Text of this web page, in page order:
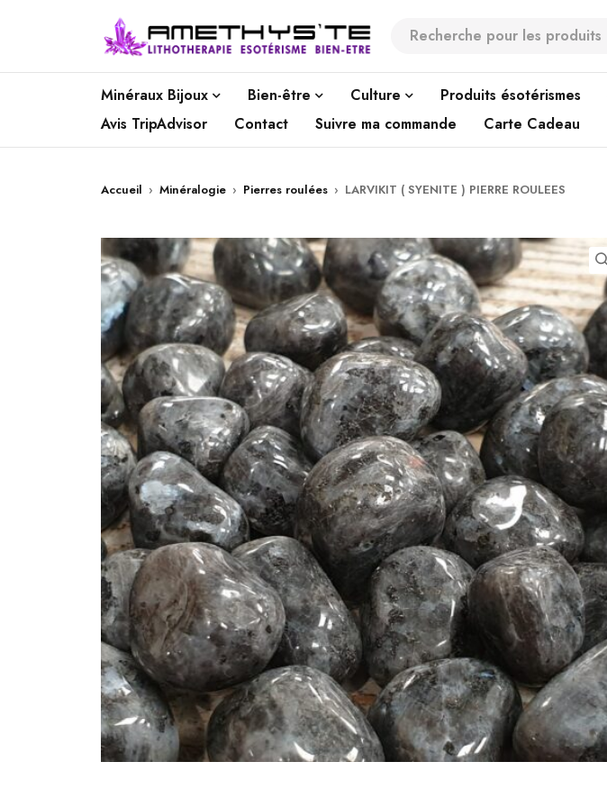
Minéraux Bijoux Bien-être Culture Produits ésotérismes
Avis TripAdvisor
Contact Suivre ma commande Carte Cadeau
Accueil › Minéralogie › Pierres roulées › LARVIKIT ( SYENITE ) PIERRE ROULEES